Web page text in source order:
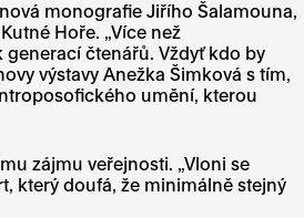
monografie Jiřího Šalamouna,
Hoře. „Více než
čtenářů. Vždyť kdo by
výstavy Anežka Šimková s tím,
umění, kterou
zájmu veřejnosti. „Vloni se
který doufá, že minimálně stejný